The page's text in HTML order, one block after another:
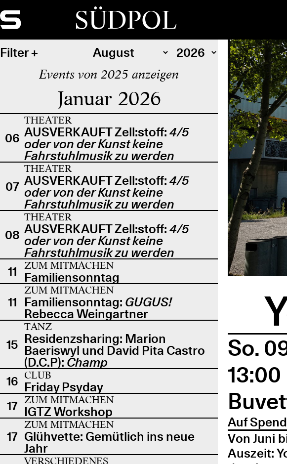
SÜDPOL
Filter
Events von 2025 anzeigen
Januar 2026
06
THEATER
AUSVERKAUFT Zell:stoff: 4/5
oder von der Kunst keine
Fahrstuhlmusik zu werden
07
THEATER
AUSVERKAUFT Zell:stoff: 4/5
oder von der Kunst keine
Fahrstuhlmusik zu werden
08
THEATER
AUSVERKAUFT Zell:stoff: 4/5
oder von der Kunst keine
Fahrstuhlmusik zu werden
11
ZUM MITMACHEN
Familiensonntag
11
ZUM MITMACHEN
Familiensonntag: GUGUS!
Rebecca Weingartner
15
TANZ
Residenzsharing: Marion
Baeriswyl und David Pita Castro
(D.C.P): Champ
16 CLUB
Friday Psyday
17 ZUM MITMACHEN
IGTZ Workshop
17
ZUM MITMACHEN
Glühvette: Gemütlich ins neue
Jahr
VERSCHIEDENES
So.
Auf
Von Juni
Auszeit: